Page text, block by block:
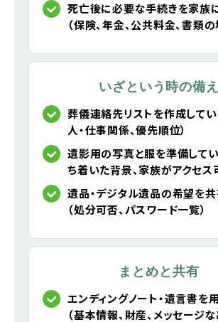
死亡後に必要な手続きを家族
（保険、年金、公共料金、書類の
いざという時の備え
葬儀連絡先リストを作成してい
人・仕事関係、優先順位）
遺影用の写真と服を準備してい
ち着いた背景、家族がアクセス
遺品・デジタル遺品の希望を
（処分可否、パスワード一覧）
まとめと共有
エンディングノート・遺言書を
（基本情報、財産、メッセージな